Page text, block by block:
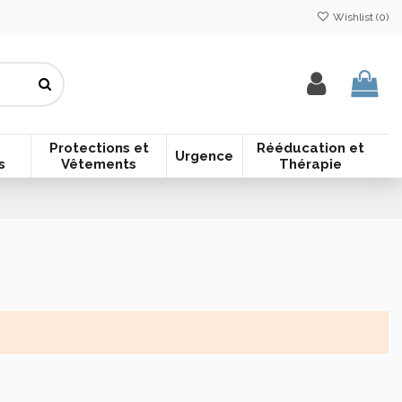
Wishlist (0)
Protections et
Vêtements
Urgence
Rééducation et
Thérapie